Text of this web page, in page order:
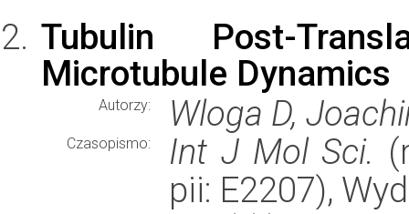
Tubulin Post-
Microtubule Dynamics
Autorzy: Wloga D,
Czasopismo: Int J Mol Sci.
pii: E2207),